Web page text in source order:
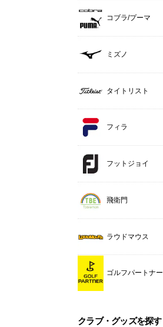
コブラ/プーマ
ミズノ
タイトリスト
フィラ
フットジョイ
飛衛門
ラウドマウス
ゴルフパートナー
クラブ・グッズを探す